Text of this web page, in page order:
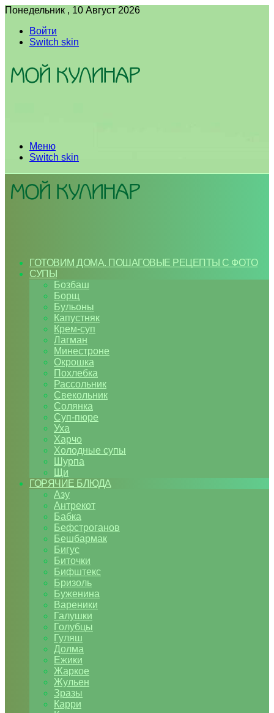
Понедельник , 10 Август 2026
Войти
Switch skin
Меню
Switch skin
ГОТОВИМ ДОМА. ПОШАГОВЫЕ РЕЦЕПТЫ С ФОТО
СУПЫ
Бозбаш
Борщ
Бульоны
Капустняк
Крем-суп
Лагман
Минестроне
Окрошка
Похлебка
Рассольник
Свекольник
Солянка
Суп-пюре
Уха
Харчо
Холодные супы
Шурпа
Щи
ГОРЯЧИЕ БЛЮДА
Азу
Антрекот
Бабка
Бефстроганов
Бешбармак
Бигус
Биточки
Бифштекс
Бризоль
Буженина
Вареники
Галушки
Голубцы
Гуляш
Долма
Ежики
Жаркое
Жульен
Зразы
Карри